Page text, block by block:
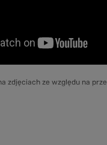
zdjęciach ze względu na